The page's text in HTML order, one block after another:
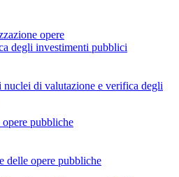
opere
degli investimenti pubblici
di valutazione e verifica degli
pubbliche
delle opere pubbliche